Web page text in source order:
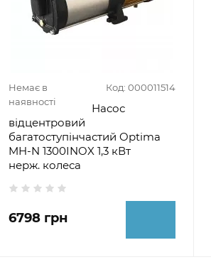
Немає в
наявності
Код: 000011514
Насос
відцентровий
багатоступінчастий Optima
MH-N 1300INOX 1,3 кВт
нерж. колеса
6798 грн